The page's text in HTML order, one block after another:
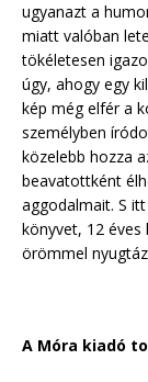
ugyanazt a
miatt valóban
tökéletesen
úgy, ahogy egy
kép még elfér a
személyben
közelebb hozza
beavatottként
aggodalmait. S
könyvet, 12
örömmel
A Móra kiadó